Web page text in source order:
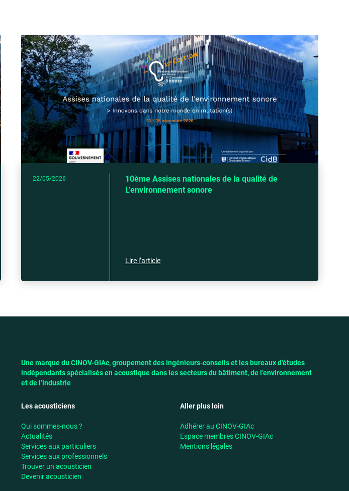
22/05/2026
10ème Assises nationales de la qualité de
L’environnement sonore
Lire l’article
Une marque du CINOV-GIAc, groupement des ingénieurs-conseils et les bureaux d’études
indépendants spécialisés en acoustique dans les secteurs du bâtiment, de l’environnement
et de l’industrie
Les acousticiens
Qui sommes-nous ?
Actualités
Services aux particuliers
Services aux professionnels
Trouver un acousticien
Devenir acousticien
Aller plus loin
Adhérer au CINOV-GIAc
Espace membres CINOV-GIAc
Mentions légales